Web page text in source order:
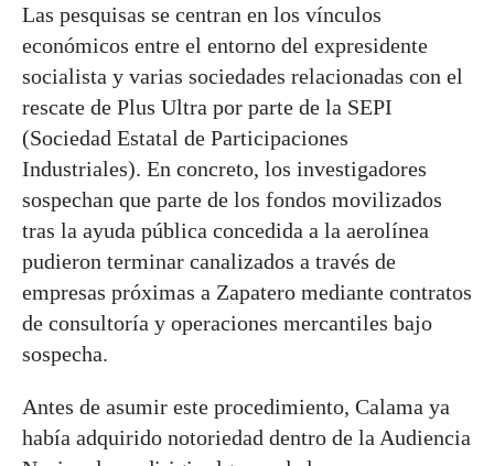
Las pesquisas se centran en los vínculos
económicos entre el entorno del expresidente
socialista y varias sociedades relacionadas con el
rescate de Plus Ultra por parte de la SEPI
(Sociedad Estatal de Participaciones
Industriales). En concreto, los investigadores
sospechan que parte de los fondos movilizados
tras la ayuda pública concedida a la aerolínea
pudieron terminar canalizados a través de
empresas próximas a Zapatero mediante contratos
de consultoría y operaciones mercantiles bajo
sospecha.
Antes de asumir este procedimiento, Calama ya
había adquirido notoriedad dentro de la Audiencia